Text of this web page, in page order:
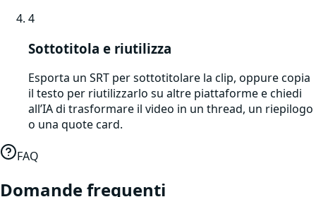
4
Sottotitola e riutilizza
Esporta un SRT per sottotitolare la clip, oppure copia
il testo per riutilizzarlo su altre piattaforme e chiedi
all’IA di trasformare il video in un thread, un riepilogo
o una quote card.
FAQ
Domande frequenti